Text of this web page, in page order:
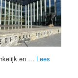
en … Lees